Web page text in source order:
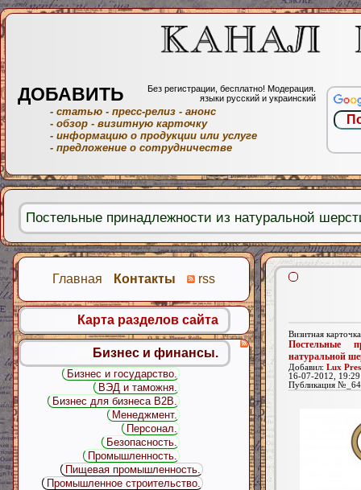
Визитная
Постельные
натуральной
Добавил: Lux
16-07-2012,
Публикация
Главная Контакты rss
Карта разделов сайта
Бизнес и финансы.
Бизнес и государство.
ВЭД и таможня.
Бизнес для бизнеса B2B.
Менеджмент.
Персонал.
Безопасность.
Промышленность.
Пищевая промышленность.
Промышленное строительство.
ДОБАВИТЬ
Без регистрации, бесплатно! Модерация.
языки русский и украинский
- статью - пресс-релиз - анонс
- обзор - визитную карточку
- информацию о продукции или услуге
- предложение о сотрудничестве
Постельные принадлежности из натуральной